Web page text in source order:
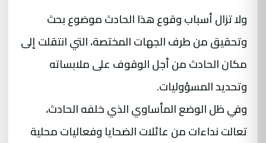
ولا تزال أسباب وقوع هذا الحادث موضوع بحث
وتحقيق من طرف الجهات المختصة، التي انتقلت إلى
مكان الحادث من أجل الوقوف على ملابساته
وتحديد المسؤوليات.
وفي ظل الوضع المأساوي الذي خلفه الحادث،
تعالت نداءات من عائلات الضحايا وفعاليات محلية